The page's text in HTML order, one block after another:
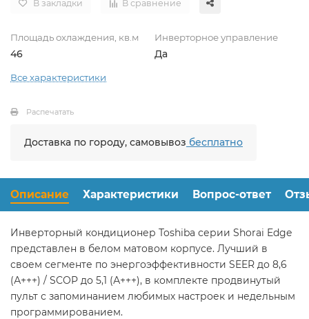
В закладки В сравнение
Площадь охлаждения, кв.м
46
Инверторное управление
Да
Все характеристики
Распечатать
Доставка по городу, самовывоз бесплатно
Описание Характеристики Вопрос-ответ
Инверторный кондиционер Toshiba серии Shorai Edge
представлен в белом матовом корпусе. Лучший в
своем сегменте по энергоэффективности SEER до 8,6
(А+++) / SCOP до 5,1 (А+++), в комплекте продвинутый
пульт с запоминанием любимых настроек и недельным
программированием.